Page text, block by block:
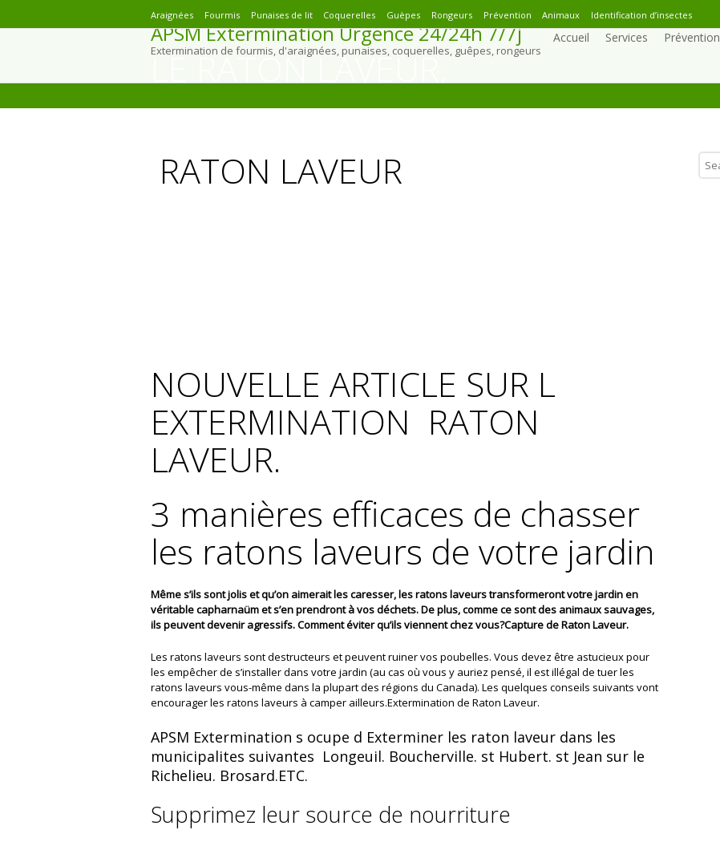
Araignées Fourmis Punaises de lit Coquerelles Guèpes Rongeurs Prévention Animaux Identification d’insectes
APSM Extermination Urgence 24/24h 7/7j
Extermination de fourmis, d'araignées, punaises, coquerelles, guêpes, rongeurs
Accueil Services Prévention
LE RATON LAVEUR.
RATON LAVEUR
NOUVELLE ARTICLE SUR L
EXTERMINATION RATON
LAVEUR.
3 manières efficaces de chasser
les ratons laveurs de votre jardin
Même s’ils sont jolis et qu’on aimerait les caresser, les ratons laveurs transformeront votre jardin en
véritable capharnaüm et s’en prendront à vos déchets. De plus, comme ce sont des animaux sauvages,
ils peuvent devenir agressifs. Comment éviter qu’ils viennent chez vous?Capture de Raton Laveur.
Les ratons laveurs sont destructeurs et peuvent ruiner vos poubelles. Vous devez être astucieux pour
les empêcher de s’installer dans votre jardin (au cas où vous y auriez pensé, il est illégal de tuer les
ratons laveurs vous-même dans la plupart des régions du Canada). Les quelques conseils suivants vont
encourager les ratons laveurs à camper ailleurs.Extermination de Raton Laveur.
APSM Extermination s ocupe d Exterminer les raton laveur dans les
municipalites suivantes Longeuil. Boucherville. st Hubert. st Jean sur le
Richelieu. Brosard.ETC.
Supprimez leur source de nourriture